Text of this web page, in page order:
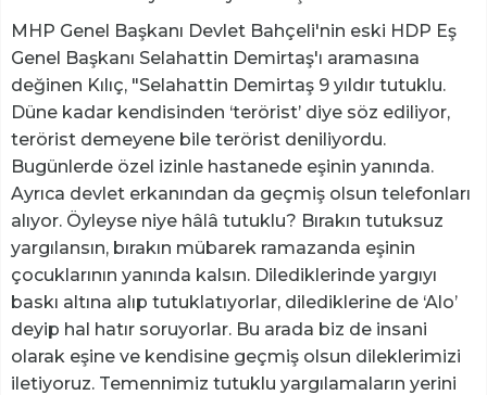
MHP Genel Başkanı Devlet Bahçeli'nin eski HDP Eş
Genel Başkanı Selahattin Demirtaş'ı aramasına
değinen Kılıç, "Selahattin Demirtaş 9 yıldır tutuklu.
Düne kadar kendisinden ‘terörist’ diye söz ediliyor,
terörist demeyene bile terörist deniliyordu.
Bugünlerde özel izinle hastanede eşinin yanında.
Ayrıca devlet erkanından da geçmiş olsun telefonları
alıyor. Öyleyse niye hâlâ tutuklu? Bırakın tutuksuz
yargılansın, bırakın mübarek ramazanda eşinin
çocuklarının yanında kalsın. Dilediklerinde yargıyı
baskı altına alıp tutuklatıyorlar, dilediklerine de ‘Alo’
deyip hal hatır soruyorlar. Bu arada biz de insani
olarak eşine ve kendisine geçmiş olsun dileklerimizi
iletiyoruz. Temennimiz tutuklu yargılamaların yerini